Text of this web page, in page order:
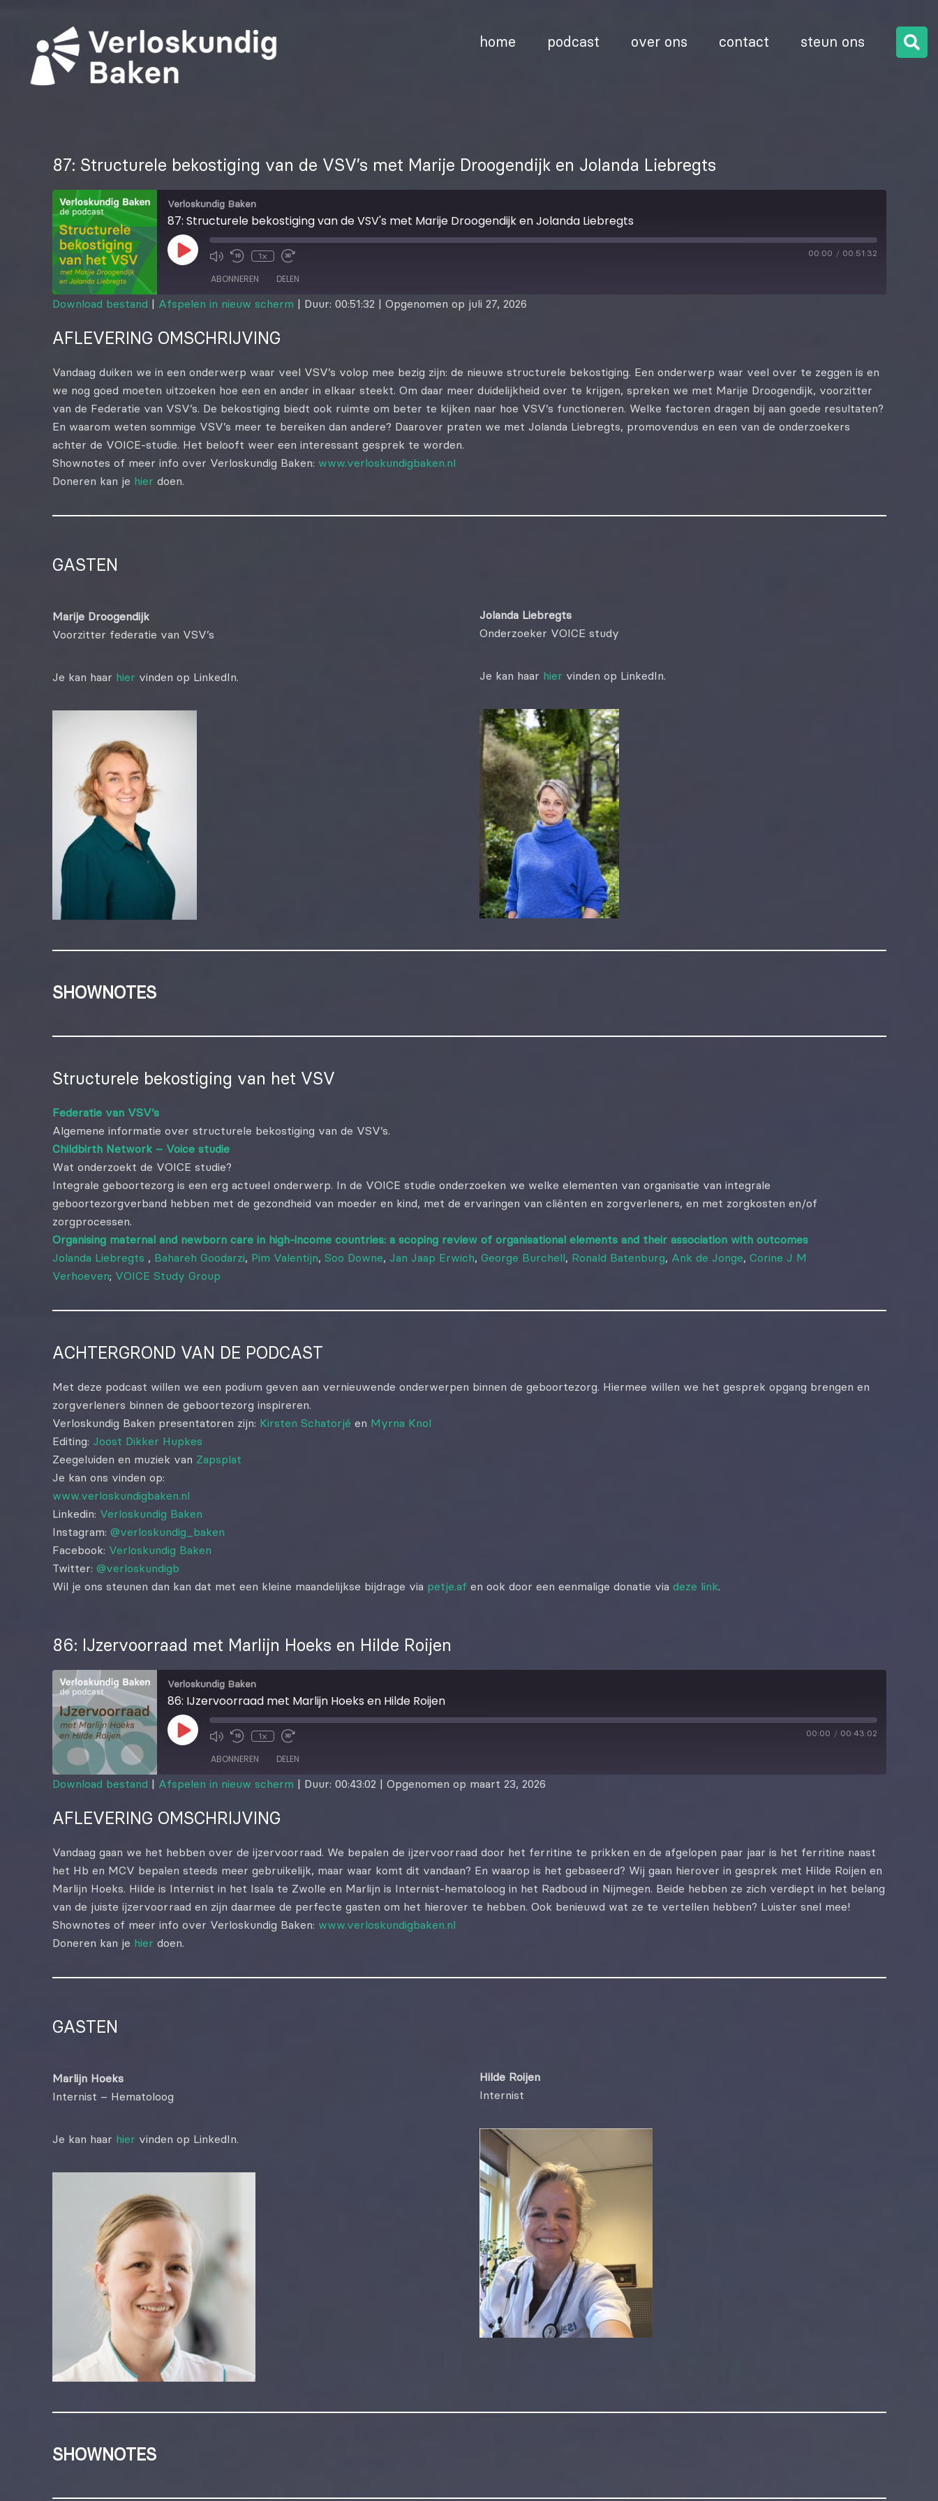
home podcast over ons contact steun ons
87: Structurele bekostiging van de VSV’s met Marije Droogendijk en Jolanda Liebregts
Verloskundig Baken
87: Structurele bekostiging van de VSV's met Marije Droogendijk en Jolanda Liebregts
1x 00:00 / 00:51:32
ABONNEREN DELEN
RSS FEED
EMBED
Download bestand | Afspelen in nieuw scherm | Duur: 00:51:32 | Opgenomen op juli 27, 2026
AFLEVERING OMSCHRIJVING
Vandaag duiken we in een onderwerp waar veel VSV’s volop mee bezig zijn: de nieuwe structurele bekostiging. Een onderwerp waar veel over te zeggen is en
we nog goed moeten uitzoeken hoe een en ander in elkaar steekt. Om daar meer duidelijkheid over te krijgen, spreken we met Marije Droogendijk, voorzitter
van de Federatie van VSV’s. De bekostiging biedt ook ruimte om beter te kijken naar hoe VSV’s functioneren. Welke factoren dragen bij aan goede resultaten?
En waarom weten sommige VSV’s meer te bereiken dan andere? Daarover praten we met Jolanda Liebregts, promovendus en een van de onderzoekers
achter de VOICE-studie. Het belooft weer een interessant gesprek te worden.
Shownotes of meer info over Verloskundig Baken: www.verloskundigbaken.nl
Doneren kan je hier doen.
GASTEN
Marije Droogendijk
Voorzitter federatie van VSV’s
Je kan haar hier vinden op LinkedIn.
Jolanda Liebregts
Onderzoeker VOICE study
Je kan haar hier vinden op LinkedIn.
SHOWNOTES
Structurele bekostiging van het VSV
Federatie van VSV’s
Algemene informatie over structurele bekostiging van de VSV’s.
Childbirth Network – Voice studie
Wat onderzoekt de VOICE studie?
Integrale geboortezorg is een erg actueel onderwerp. In de VOICE studie onderzoeken we welke elementen van organisatie van integrale
geboortezorgverband hebben met de gezondheid van moeder en kind, met de ervaringen van cliënten en zorgverleners, en met zorgkosten en/of
zorgprocessen.
Organising maternal and newborn care in high-income countries: a scoping review of organisational elements and their association with outcomes
Jolanda Liebregts , Bahareh Goodarzi, Pim Valentijn, Soo Downe, Jan Jaap Erwich, George Burchell, Ronald Batenburg, Ank de Jonge, Corine J M
Verhoeven; VOICE Study Group
ACHTERGROND VAN DE PODCAST
Met deze podcast willen we een podium geven aan vernieuwende onderwerpen binnen de geboortezorg. Hiermee willen we het gesprek opgang brengen en
zorgverleners binnen de geboortezorg inspireren.
Verloskundig Baken presentatoren zijn: Kirsten Schatorjé en Myrna Knol
Editing: Joost Dikker Hupkes
Zeegeluiden en muziek van Zapsplat
Je kan ons vinden op:
www.verloskundigbaken.nl
Linkedin: Verloskundig Baken
Instagram: @verloskundig_baken
Facebook: Verloskundig Baken
Twitter: @verloskundigb
Wil je ons steunen dan kan dat met een kleine maandelijkse bijdrage via petje.af en ook door een eenmalige donatie via deze link.
86: IJzervoorraad met Marlijn Hoeks en Hilde Roijen
Verloskundig Baken
86: IJzervoorraad met Marlijn Hoeks en Hilde Roijen
1x 00:00 / 00:43:02
ABONNEREN DELEN
RSS FEED
EMBED
Download bestand | Afspelen in nieuw scherm | Duur: 00:43:02 | Opgenomen op maart 23, 2026
AFLEVERING OMSCHRIJVING
Vandaag gaan we het hebben over de ijzervoorraad. We bepalen de ijzervoorraad door het ferritine te prikken en de afgelopen paar jaar is het ferritine naast
het Hb en MCV bepalen steeds meer gebruikelijk, maar waar komt dit vandaan? En waarop is het gebaseerd? Wij gaan hierover in gesprek met Hilde Roijen en
Marlijn Hoeks. Hilde is Internist in het Isala te Zwolle en Marlijn is Internist-hematoloog in het Radboud in Nijmegen. Beide hebben ze zich verdiept in het belang
van de juiste ijzervoorraad en zijn daarmee de perfecte gasten om het hierover te hebben. Ook benieuwd wat ze te vertellen hebben? Luister snel mee!
Shownotes of meer info over Verloskundig Baken: www.verloskundigbaken.nl
Doneren kan je hier doen.
GASTEN
Marlijn Hoeks
Internist – Hematoloog
Je kan haar hier vinden op LinkedIn.
Hilde Roijen
Internist
SHOWNOTES